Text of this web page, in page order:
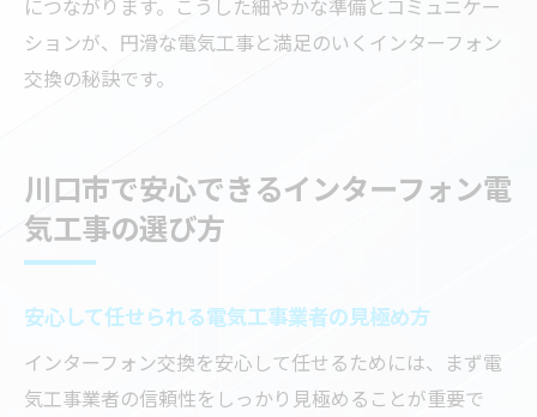
ションが、円滑な電気工事と満足のいくインターフォン
交換の秘訣です。
川口市で安心できるインターフォン電
気工事の選び方
安心して任せられる電気工事業者の見極め方
インターフォン交換を安心して任せるためには、まず電
気工事業者の信頼性をしっかり見極めることが重要で